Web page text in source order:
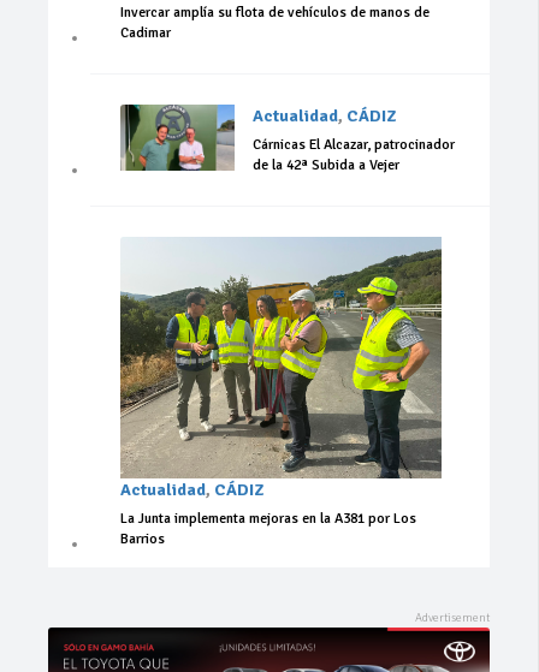
Invercar amplía su flota de vehículos de manos de
Cadimar
Actualidad, CÁDIZ
Cárnicas El Alcazar, patrocinador
de la 42ª Subida a Vejer
Actualidad, CÁDIZ
La Junta implementa mejoras en la A381 por Los
Barrios